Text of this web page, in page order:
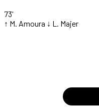
73'
↑ M. Amoura ↓ L. Majer